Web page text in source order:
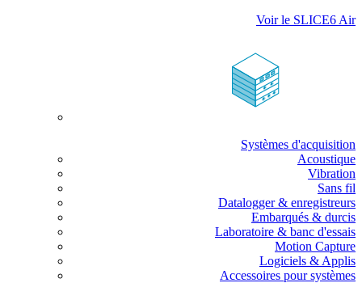
Voir le SLICE6 Air
Systèmes d'acquisition
Acoustique
Vibration
Sans fil
Datalogger & enregistreurs
Embarqués & durcis
Laboratoire & banc d'essais
Motion Capture
Logiciels & Applis
Accessoires pour systèmes